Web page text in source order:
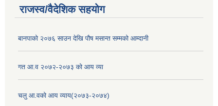
राजस्व/वैदेशिक सहयोग
बानपाको २०७६ साउन देखि पौष मसान्त सम्मको आम्दानी
गत आ.व २०७२-२०७३ को आय व्या
चलु आ.वको आय व्याय(२०७३-२०७४)